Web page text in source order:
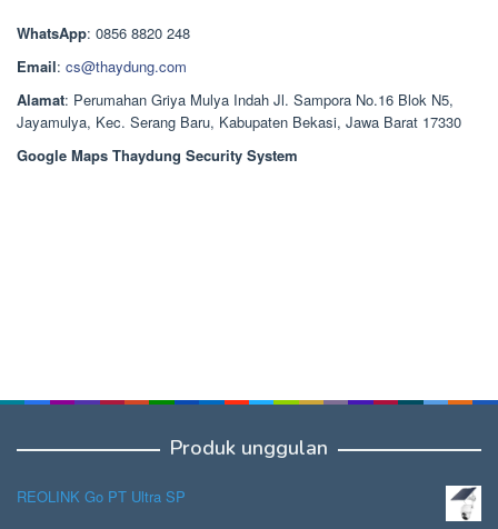
Rp1.378.000.
WhatsApp: 0856 8820 248
Email: cs@thaydung.com
Alamat: Perumahan Griya Mulya Indah Jl. Sampora No.16 Blok N5,
Jayamulya, Kec. Serang Baru, Kabupaten Bekasi, Jawa Barat 17330
Google Maps Thaydung Security System
Produk unggulan
REOLINK Go PT Ultra SP